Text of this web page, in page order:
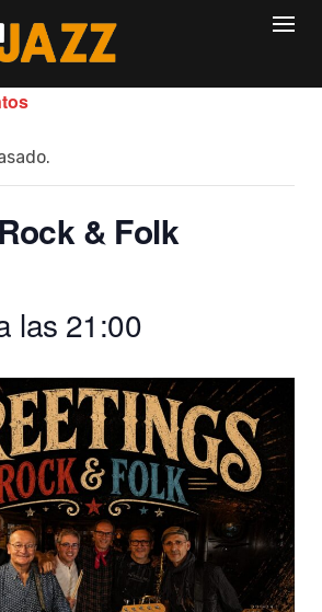
& Folk
las 21:00